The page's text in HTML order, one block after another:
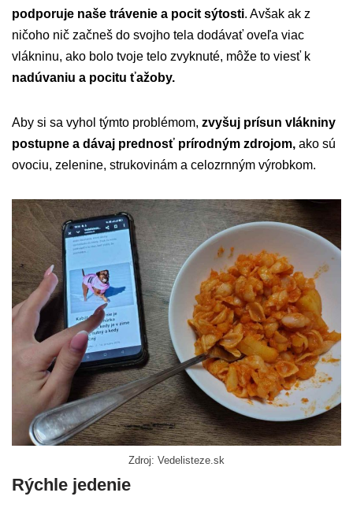
podporuje naše trávenie a pocit sýtosti. Avšak ak z
ničoho nič začneš do svojho tela dodávať oveľa viac
vlákninu, ako bolo tvoje telo zvyknuté, môže to viesť k
nadúvaniu a pocitu ťažoby.
Aby si sa vyhol týmto problémom, zvyšuj prísun vlákniny
postupne a dávaj prednosť prírodným zdrojom, ako sú
ovociu, zelenine, strukovinám a celozrnným výrobkom.
Zdroj: Vedelisteze.sk
Rýchle jedenie